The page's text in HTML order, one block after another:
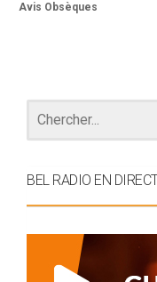
Avis Obsèques
BEL RADIO EN